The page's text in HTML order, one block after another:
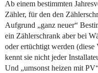
Ab einem bestimmten
Zähler, für den den
Aufgrund „ganz neuer“
ein Zählerschrank aber bei
oder ertüchtigt werden
kennt sie nicht jeder
Und „umsonst heizen mit